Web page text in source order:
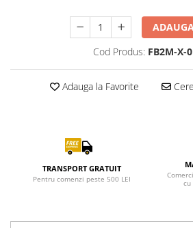
Cod Produs: FB2M-X-
Adauga la Favorite
TRANSPORT GRATUIT
Pentru comenzi peste 500 LEI
cu